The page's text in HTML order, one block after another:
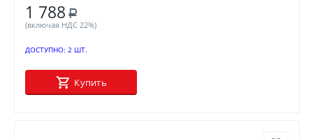
1 788 Р
(включая НДС 22%)
ДОСТУПНО: 2 ШТ.
Купить